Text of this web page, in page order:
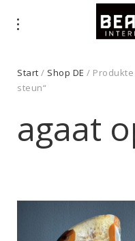
Start / Shop DE /
steun“
agaat